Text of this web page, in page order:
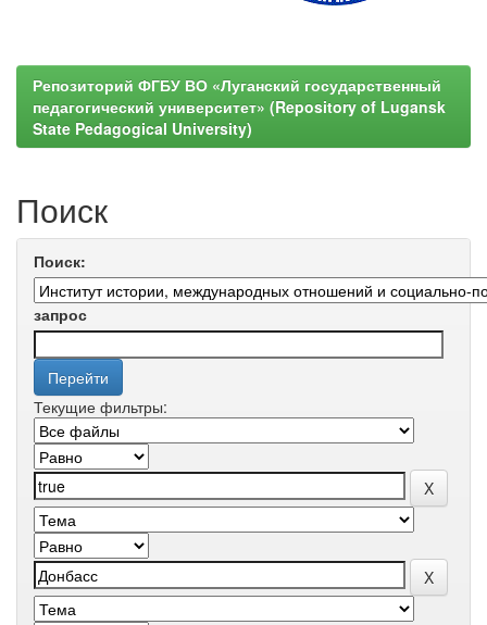
Репозиторий ФГБУ ВО «Луганский государственный
педагогический университет» (Repository of Lugansk
State Pedagogical University)
Поиск
Поиск:
запрос
Текущие фильтры: